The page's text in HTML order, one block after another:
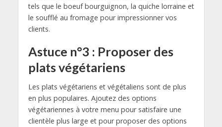
tels que le boeuf bourguignon, la quiche lorraine et
le soufflé au fromage pour impressionner vos
clients.
Astuce n°3 : Proposer des
plats végétariens
Les plats végétariens et végétaliens sont de plus
en plus populaires. Ajoutez des options
végétariennes à votre menu pour satisfaire une
clientèle plus large et pour proposer des options